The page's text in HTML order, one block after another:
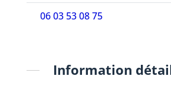
06 03 53 08 75
Information